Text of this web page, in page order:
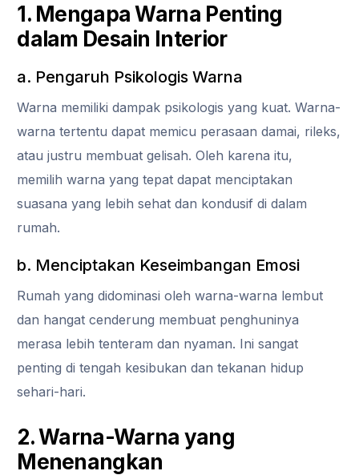
1. Mengapa Warna Penting
dalam Desain Interior
a. Pengaruh Psikologis Warna
Warna memiliki dampak psikologis yang kuat. Warna-
warna tertentu dapat memicu perasaan damai, rileks,
atau justru membuat gelisah. Oleh karena itu,
memilih warna yang tepat dapat menciptakan
suasana yang lebih sehat dan kondusif di dalam
rumah.
b. Menciptakan Keseimbangan Emosi
Rumah yang didominasi oleh warna-warna lembut
dan hangat cenderung membuat penghuninya
merasa lebih tenteram dan nyaman. Ini sangat
penting di tengah kesibukan dan tekanan hidup
sehari-hari.
2. Warna-Warna yang
Menenangkan